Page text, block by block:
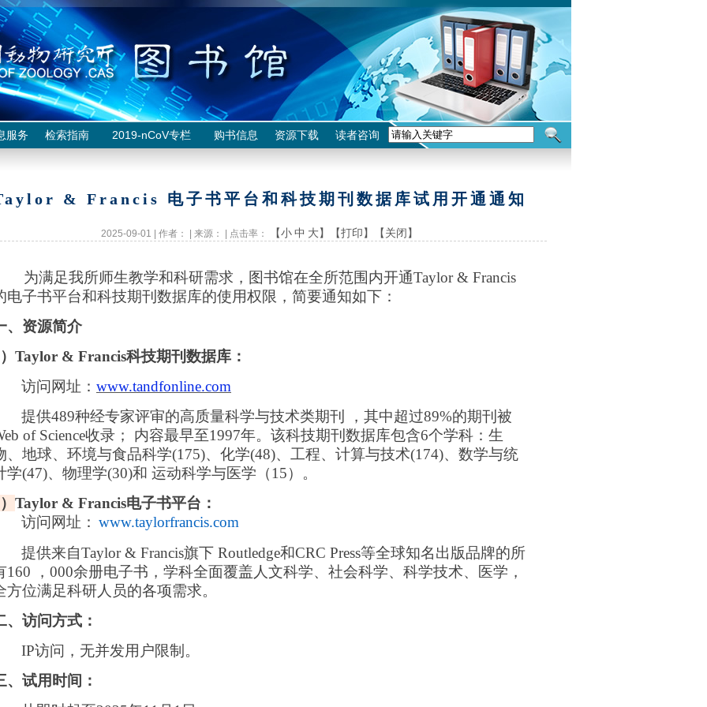
服务 检索指南 2019-nCoV专栏 购书信息 资源下载 读者咨询
& Francis 电子书平台和科技期刊数据库试用开通通知
2025-09-01 | 作者： | 来源： | 点击率： 【小 中 大】 【打印】 【关闭】
满足我所师生教学和科研需求，图书馆在全所范围内开通Taylor & Francis
电子书平台和科技期刊数据库的使用权限，简要通知如下：
、资源简介
Taylor & Francis科技期刊数据库：
访问网址： www.tandfonline.com
提供489种经专家评审的高质量科学与技术类期刊 ，其中超过89%的期刊被
of Science收录； 内容最早至1997年。该科技期刊数据库包含6个学科：生
、地球、环境与食品科学(175)、化学(48)、工程、计算与技术(174)、数学与统
学(47)、物理学(30)和 运动科学与医学（15）。
） Taylor & Francis电子书平台：
访问网址： www.taylorfrancis.com
提供来自Taylor & Francis旗下 Routledge和CRC Press等全球知名出版品牌的所
160 ，000余册电子书，学科全面覆盖人文科学、社会科学、科学技术、医学，
方位满足科研人员的各项需求。
、 访问方式：
IP访问，无并发用户限制。
、 试用时间：